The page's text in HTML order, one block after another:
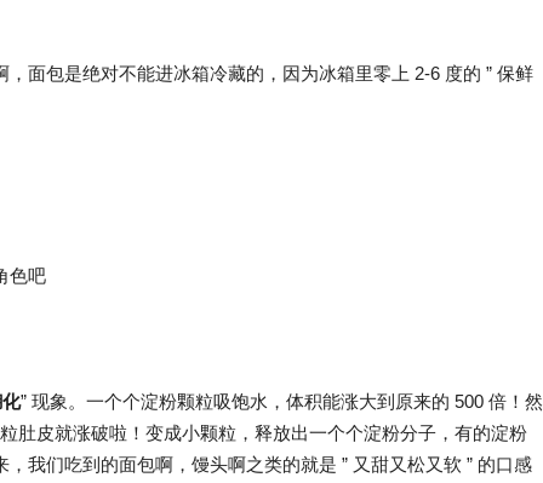
面包是绝对不能进冰箱冷藏的，因为冰箱里零上 2-6 度的 ” 保鲜
色吧
” 现象。一个个淀粉颗粒吸饱水，体积能涨大到原来的 500 倍！然
肚皮就涨破啦！变成小颗粒，释放出一个个淀粉分子，有的淀粉
我们吃到的面包啊，馒头啊之类的就是 ” 又甜又松又软 ” 的口感